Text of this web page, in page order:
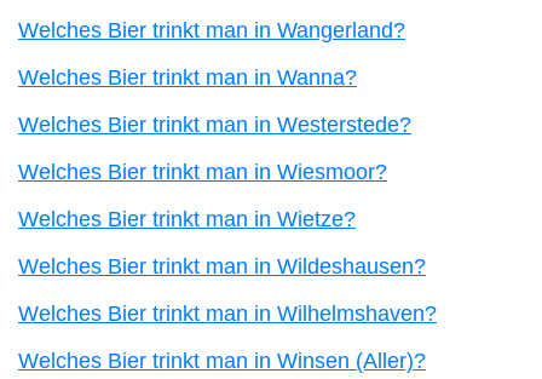
Welches Bier trinkt man in Wangerland?
Welches Bier trinkt man in Wanna?
Welches Bier trinkt man in Westerstede?
Welches Bier trinkt man in Wiesmoor?
Welches Bier trinkt man in Wietze?
Welches Bier trinkt man in Wildeshausen?
Welches Bier trinkt man in Wilhelmshaven?
Welches Bier trinkt man in Winsen (Aller)?